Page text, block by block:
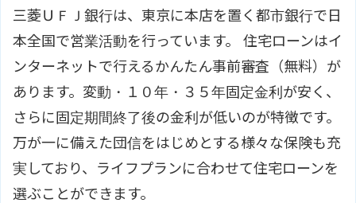
三菱ＵＦＪ銀行は、東京に本店を置く都市銀行で日
本全国で営業活動を行っています。 住宅ローンはイ
ンターネットで行えるかんたん事前審査（無料）が
あります。変動・１０年・３５年固定金利が安く、
さらに固定期間終了後の金利が低いのが特徴です。
万が一に備えた団信をはじめとする様々な保険も充
実しており、ライフプランに合わせて住宅ローンを
選ぶことができます。